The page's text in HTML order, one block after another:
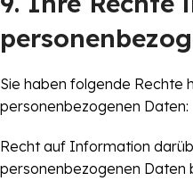
Sie haben folgende Rechte
personenbezogenen Daten:
Recht auf Information
personenbezogenen Daten